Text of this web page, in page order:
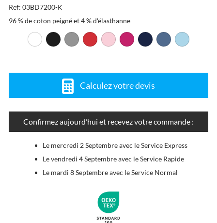
Ref: 03BD7200-K
96 % de coton peigné et 4 % d'élasthanne
Calculez votre devis
Confirmez aujourd’hui et recevez votre commande :
Le mercredi 2 Septembre avec le Service Express
Le vendredi 4 Septembre avec le Service Rapide
Le mardi 8 Septembre avec le Service Normal